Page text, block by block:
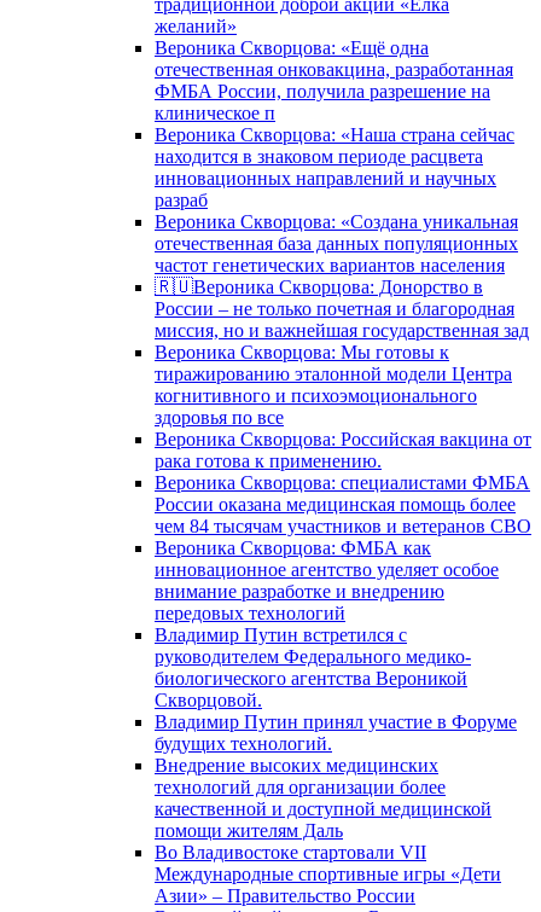
традиционной доброй акции «Ёлка
желаний»
Вероника Скворцова: «Ещё одна
отечественная онковакцина, разработанная
ФМБА России, получила разрешение на
клиническое п
Вероника Скворцова: «Наша страна сейчас
находится в знаковом периоде расцвета
инновационных направлений и научных
разраб
Вероника Скворцова: «Создана уникальная
отечественная база данных популяционных
частот генетических вариантов населения
🇷🇺Вероника Скворцова: Донорство в
России – не только почетная и благородная
миссия, но и важнейшая государственная зад
Вероника Скворцова: Мы готовы к
тиражированию эталонной модели Центра
когнитивного и психоэмоционального
здоровья по все
Вероника Скворцова: Российская вакцина от
рака готова к применению.
Вероника Скворцова: специалистами ФМБА
России оказана медицинская помощь более
чем 84 тысячам участников и ветеранов СВО
Вероника Скворцова: ФМБА как
инновационное агентство уделяет особое
внимание разработке и внедрению
передовых технологий
Владимир Путин встретился с
руководителем Федерального медико-
биологического агентства Вероникой
Скворцовой.
Владимир Путин принял участие в Форуме
будущих технологий.
Внедрение высоких медицинских
технологий для организации более
качественной и доступной медицинской
помощи жителям Даль
Во Владивостоке стартовали VII
Международные спортивные игры «Дети
Азии» – Правительство России